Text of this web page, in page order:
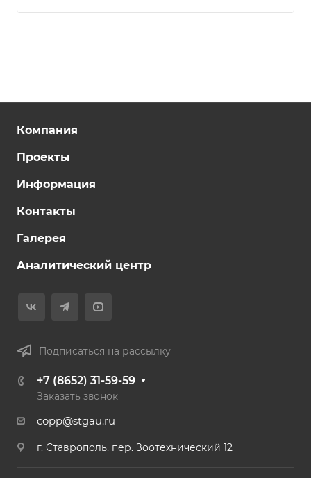
Компания
Проекты
Информация
Контакты
Галерея
Аналитический центр
Подписаться на рассылку
+7 (8652) 31-59-59
Заказать звонок
copp@stgau.ru
г. Ставрополь, пер. Зоотехнический 12